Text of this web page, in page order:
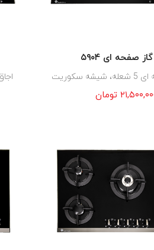
صفحه ای ۵۹۰۴
تومان
اجاق